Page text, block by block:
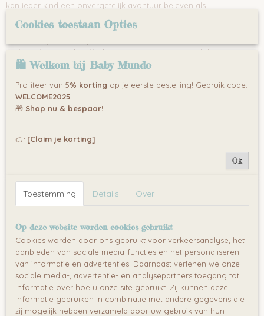
kan ieder kind een onvergetelijk avontuur beleven als
voertuig zelf, het geluid van het starten van een krachtige motor
verlaagde grote laadbak
. Inbegrepen is een spatel die kan
worden geladen met de kiper. Het plezier wordt bovendien
Off-roadEVA wielenen 4 krachtige motoren stellen u in staat om
met een lading op moeilijk terrein te rijden. Het rijcomfort wordt
geboden door een dubbele stoel van eco-leer en schokdempers
achteruitversnelling. De veiligheid van het spel wordt gewaarborgd
door een langzame start, automatische rem en ronde
veiligheidsgordels. De kipper kan ook door een ouder worden
Wat levert het je op?
1. Batterij aangedreven voertuig met het uiterlijk van een echte
dump truck
2. Verschillende speelmogelijkheden – het kind kan zelfstandig de
accuauto besturen of de verzorger kan de
afstandsbediening op afstand bedienen3. Gemak:
brede eco-lederen stoel
EVA foam wielenmet diep loopvlak
Cookies toestaan Opties
🛍 Welkom bij Baby Mundo
Profiteer van 5% korting op je eerste bestelling! Gebruik code:
WELCOME2025
🎁 Shop nu & bespaar!
👉 [Claim je korting]
Ok
Toestemming Details Over
Op deze website worden cookies gebruikt
Cookies worden door ons gebruikt voor verkeersanalyse, het
aanbieden van sociale media-functies en het personaliseren
van informatie en advertenties. Daarnaast verlenen we onze
sociale media-, advertentie- en analysepartners toegang tot
informatie over hoe u onze site gebruikt. Zij kunnen deze
informatie gebruiken in combinatie met andere gegevens die
zij mogelijk hebben verzameld door uw gebruik van hun